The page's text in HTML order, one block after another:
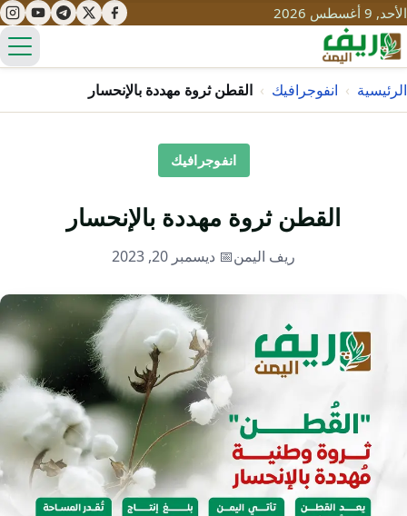
الأحد, 9 أغسطس 2026
التلوث
تحديات
حلول
إرشاد زراعي
قضايا
معيشة
قصة
انفوجرافيك
قصص رقمية
تقارير صور
الرئيسية › انفوجرافيك › القطن ثروة مهددة بالإنحسار
انفوجرافيك
القطن ثروة مهددة بالإنحسار
ريف اليمن📅 ديسمبر 20, 2023